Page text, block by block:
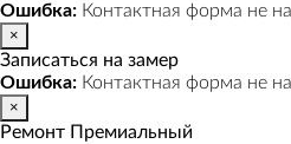
Ошибка: Контактная форма не
×
Записаться на замер
Ошибка: Контактная форма не
×
Ремонт Премиальный